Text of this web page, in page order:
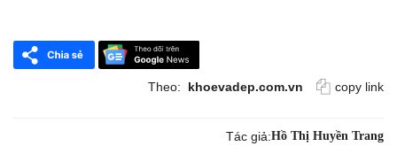
Theo: khoevadep.com.vn copy link
Tác giả:Hồ Thị Huyền Trang